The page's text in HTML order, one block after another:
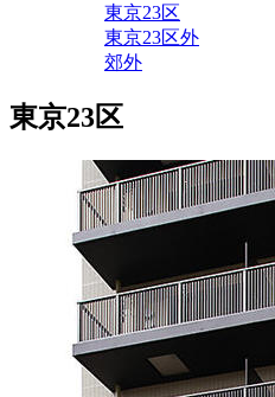
東京23区
東京23区外
郊外
東京23区